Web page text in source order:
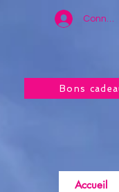
Bons
Accueil